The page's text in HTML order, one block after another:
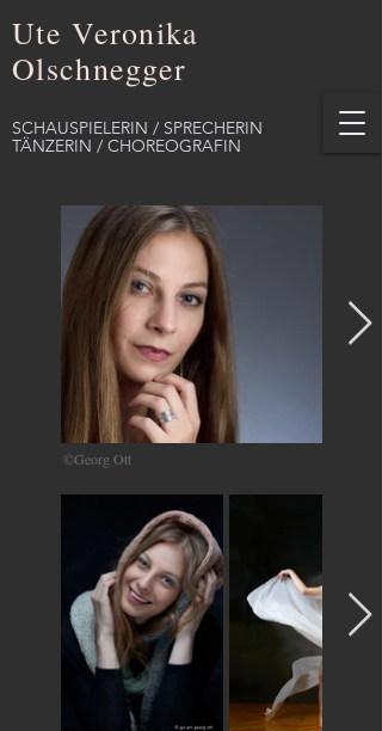
Ute Veronika
Olschnegger
SCHAUSPIELERIN / SPRECHERIN
TÄNZERIN / CHOREOGRAFIN
©Georg Ott